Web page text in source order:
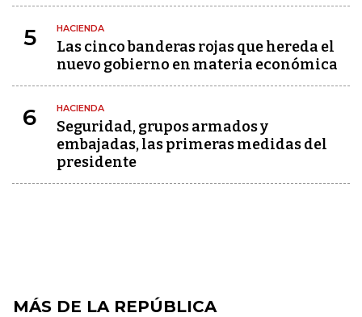
5 HACIENDA
Las cinco banderas rojas que hereda el
nuevo gobierno en materia económica
6 HACIENDA
Seguridad, grupos armados y
embajadas, las primeras medidas del
presidente
MÁS DE LA REPÚBLICA